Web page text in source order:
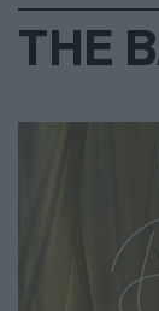
THE